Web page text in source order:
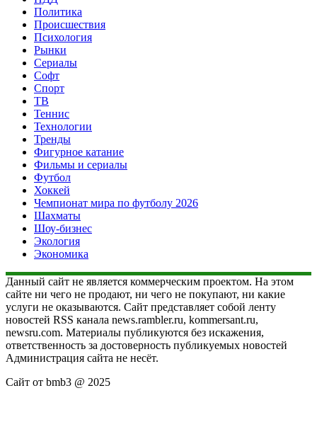
Политика
Происшествия
Психология
Рынки
Сериалы
Софт
Спорт
ТВ
Теннис
Технологии
Тренды
Фигурное катание
Фильмы и сериалы
Футбол
Хоккей
Чемпионат мира по футболу 2026
Шахматы
Шоу-бизнес
Экология
Экономика
Данный сайт не является коммерческим проектом. На этом
сайте ни чего не продают, ни чего не покупают, ни какие
услуги не оказываются. Сайт представляет собой ленту
новостей RSS канала news.rambler.ru, kommersant.ru,
newsru.com. Материалы публикуются без искажения,
ответственность за достоверность публикуемых новостей
Администрация сайта не несёт.
Сайт от bmb3 @ 2025